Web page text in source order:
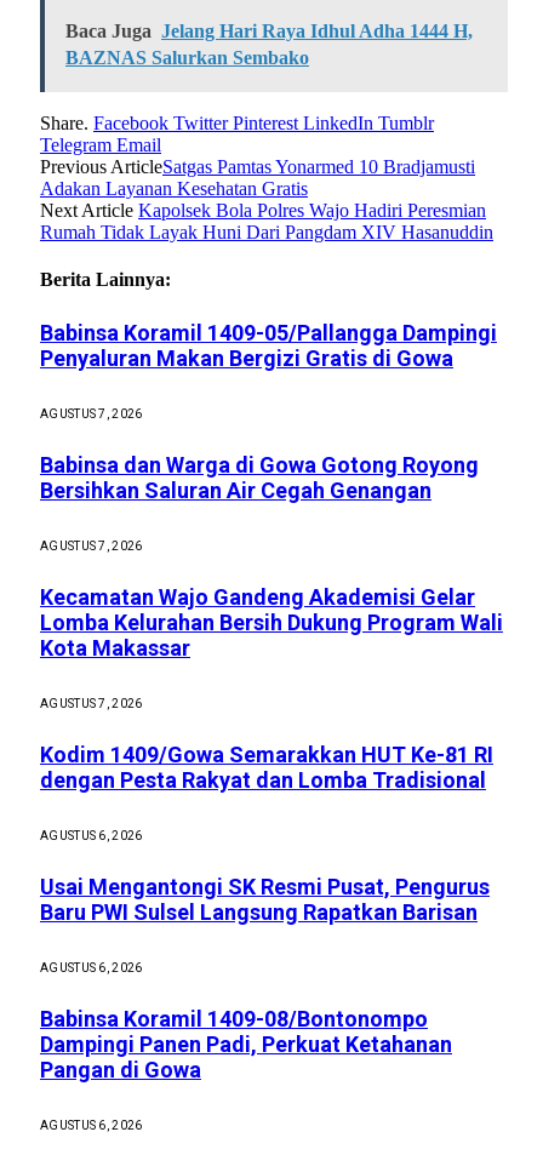
Baca Juga Jelang Hari Raya Idhul Adha 1444 H,
BAZNAS Salurkan Sembako
Share. Facebook Twitter Pinterest LinkedIn Tumblr
Telegram Email
Previous ArticleSatgas Pamtas Yonarmed 10 Bradjamusti
Adakan Layanan Kesehatan Gratis
Next Article Kapolsek Bola Polres Wajo Hadiri Peresmian
Rumah Tidak Layak Huni Dari Pangdam XIV Hasanuddin
Berita Lainnya:
Babinsa Koramil 1409-05/Pallangga Dampingi
Penyaluran Makan Bergizi Gratis di Gowa
AGUSTUS 7, 2026
Babinsa dan Warga di Gowa Gotong Royong
Bersihkan Saluran Air Cegah Genangan
AGUSTUS 7, 2026
Kecamatan Wajo Gandeng Akademisi Gelar
Lomba Kelurahan Bersih Dukung Program Wali
Kota Makassar
AGUSTUS 7, 2026
Kodim 1409/Gowa Semarakkan HUT Ke-81 RI
dengan Pesta Rakyat dan Lomba Tradisional
AGUSTUS 6, 2026
Usai Mengantongi SK Resmi Pusat, Pengurus
Baru PWI Sulsel Langsung Rapatkan Barisan
AGUSTUS 6, 2026
Babinsa Koramil 1409-08/Bontonompo
Dampingi Panen Padi, Perkuat Ketahanan
Pangan di Gowa
AGUSTUS 6, 2026